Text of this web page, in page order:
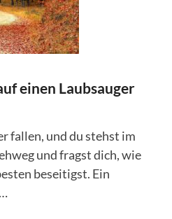
einen Laubsauger
fallen, und du stehst im
und fragst dich, wie
beseitigst. Ein